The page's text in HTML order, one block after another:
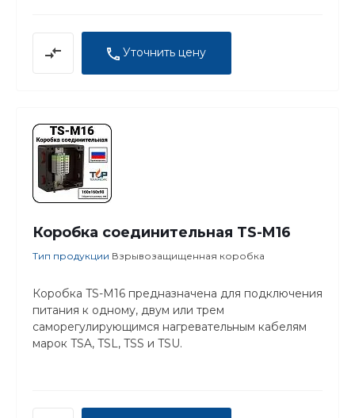
Уточнить цену
Коробка соединительная TS-M16
Тип продукции Взрывозащищенная коробка
Коробка TS-M16 предназначена для подключения
питания к одному, двум или трем
саморегулирующимся нагревательным кабелям
марок TSA, TSL, TSS и TSU.